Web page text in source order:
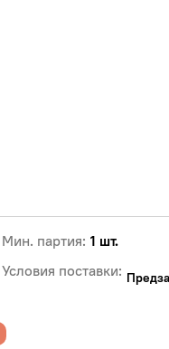
Мин. партия: 1 шт.
Условия поставки: